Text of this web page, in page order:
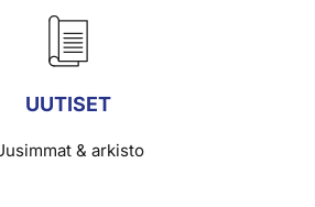
UUTISET
& arkisto